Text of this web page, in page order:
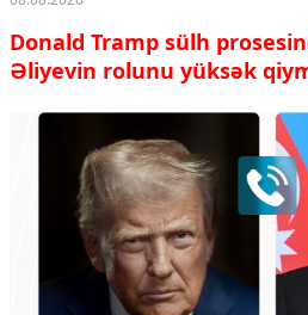
Donald Tramp sülh
Əliyevin rolunu yüksək